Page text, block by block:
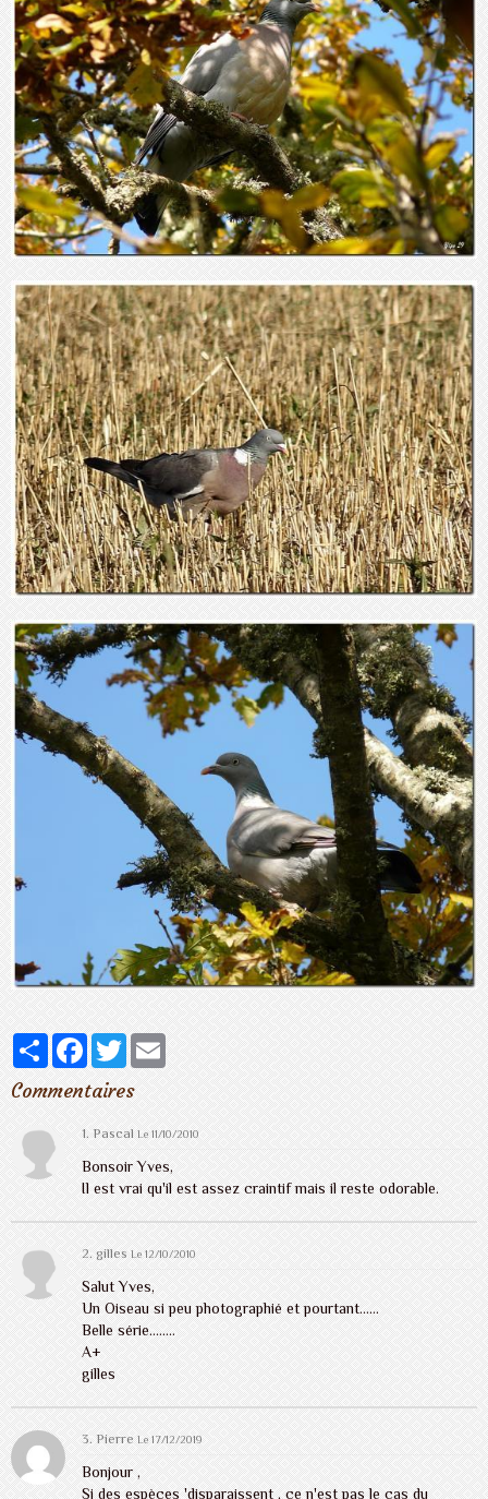
PartagerFacebook
TwitterEmail
Commentaires
1.Pascal Le 11/10/2010
Bonsoir Yves,
Il est vrai qu'il est assez craintif mais il reste odorable.
2.gilles Le 12/10/2010
Salut Yves,
Un Oiseau si peu photographié et pourtant......
Belle série........
A+
gilles
3. PierreLe 17/12/2019
Bonjour ,
Si des espèces 'disparaissent , ce n'est pas le cas du